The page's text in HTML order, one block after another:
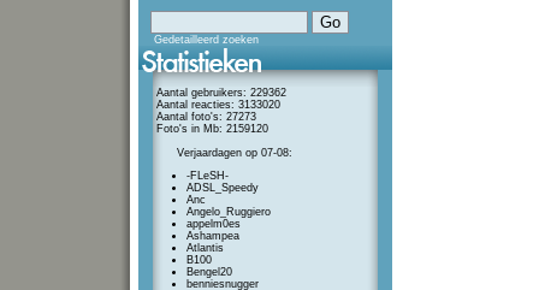
Gedetailleerd zoeken
Aantal gebruikers: 229362
Aantal reacties: 3133020
Aantal foto's: 27273
Foto's in Mb: 2159120
Verjaardagen op 07-08:
-FLeSH-
ADSL_Speedy
Anc
Angelo_Ruggiero
appelm0es
Ashampea
Atlantis
B100
Bengel20
benniesnugger